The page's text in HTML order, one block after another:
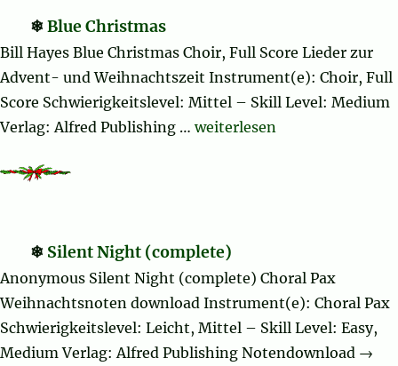
Blue Christmas
Bill Hayes Blue Christmas Choir, Full Score Lieder zur
Advent- und Weihnachtszeit Instrument(e): Choir, Full
Score Schwierigkeitslevel: Mittel – Skill Level: Medium
Verlag: Alfred Publishing …„Blue Christmas“
weiterlesen
Silent Night (complete)
Anonymous Silent Night (complete) Choral Pax
Weihnachtsnoten download Instrument(e): Choral Pax
Schwierigkeitslevel: Leicht, Mittel – Skill Level: Easy,
Medium Verlag: Alfred Publishing Notendownload →